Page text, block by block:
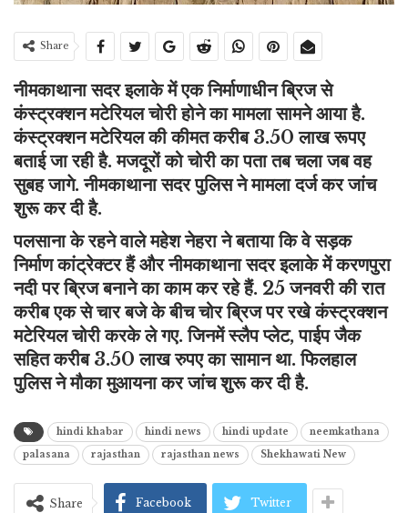
Share
नीमकाथाना सदर इलाके में एक निर्माणाधीन ब्रिज से
कंस्ट्रक्शन मटेरियल चोरी होने का मामला सामने आया है.
कंस्ट्रक्शन मटेरियल की कीमत करीब 3.50 लाख रूपए
बताई जा रही है. मजदूरों को चोरी का पता तब चला जब वह
सुबह जागे. नीमकाथाना सदर पुलिस ने मामला दर्ज कर जांच
शुरू कर दी है.
पलसाना के रहने वाले महेश नेहरा ने बताया कि वे सड़क
निर्माण कांट्रेक्टर हैं और नीमकाथाना सदर इलाके में करणपुरा
नदी पर ब्रिज बनाने का काम कर रहे हैं. 25 जनवरी की रात
करीब एक से चार बजे के बीच चोर ब्रिज पर रखे कंस्ट्रक्शन
मटेरियल चोरी करके ले गए. जिनमें स्लैप प्लेट, पाईप जैक
सहित करीब 3.50 लाख रुपए का सामान था. फिलहाल
पुलिस ने मौका मुआयना कर जांच शुरू कर दी है.
hindi khabar hindi news hindi update
neemkathana
palasana
rajasthan rajasthan news Shekhawati New
Share Facebook Twitter